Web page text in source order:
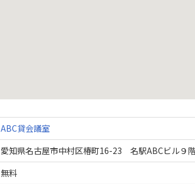
ABC貸会議室
愛知県名古屋市中村区椿町16-23 名駅ABCビル９
無料